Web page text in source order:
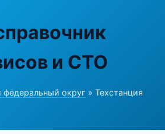
и СТО
федеральный округ » Техстанция